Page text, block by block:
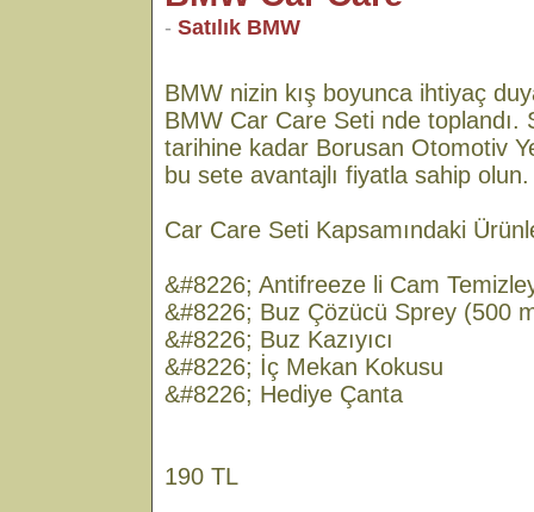
- Satılık BMW
BMW nizin kış boyunca ihtiyaç
BMW Car Care Seti nde toplandı.
tarihine kadar Borusan Otomotiv
bu sete avantajlı fiyatla sahip olun.
Car Care Seti Kapsamındaki
&#8226; Antifreeze li Cam
&#8226; Buz Çözücü Sprey (500
&#8226; Buz Kazıyıcı
&#8226; İç Mekan Kokusu
&#8226; Hediye Çanta
190 TL